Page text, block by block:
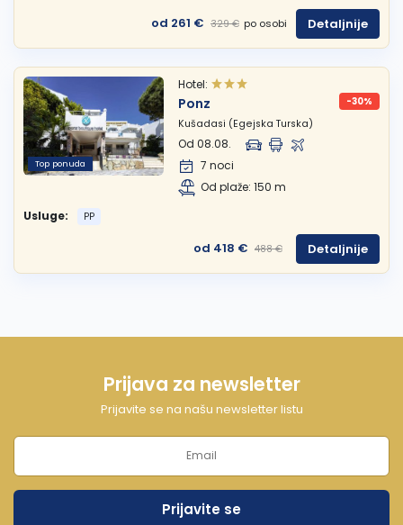
od 261 € 329 € po osobi Detaljnije
Top ponuda
Hotel:
Ponz -30%
Kušadasi (Egejska Turska)
Od 08.08.
7 noci
Od plaže: 150 m
Usluge:
PP
od 418 € 488 € Detaljnije
Prijava za newsletter
Prijavite se na našu newsletter listu